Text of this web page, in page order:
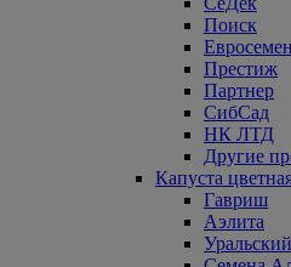
Поиск
Престиж
Партнер
СибСад
НК ЛТД
Другие
Капуста
Гавриш
Аэлита